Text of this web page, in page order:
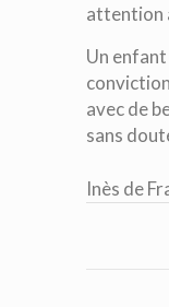
attention
Un
avec de
sans
Inès de